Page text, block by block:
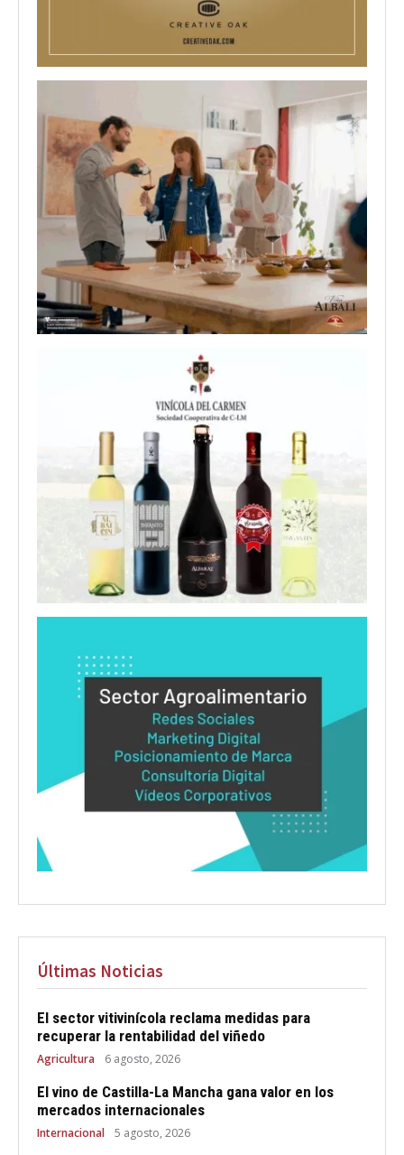
Últimas Noticias
El sector vitivinícola reclama medidas para
recuperar la rentabilidad del viñedo
Agricultura 6 agosto, 2026
El vino de Castilla-La Mancha gana valor en los
mercados internacionales
Internacional 5 agosto, 2026